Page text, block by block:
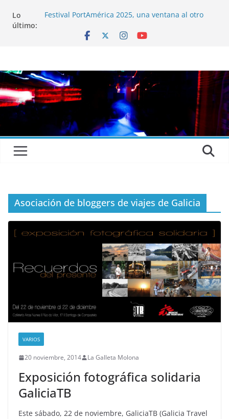
Lo
último:
Festival PortAmérica 2025, una ventana al otro
El Atlantic Fest 2025 propone un menú musical
Entrevista a RUMIA
Entrevista a mariagrep
Asociación de bloggers de viajes de Galicia
VARIOS
20 noviembre, 2014 La Galleta Molona
Exposición fotográfica solidaria
GaliciaTB
Este sábado, 22 de noviembre, GaliciaTB (Galicia Travel